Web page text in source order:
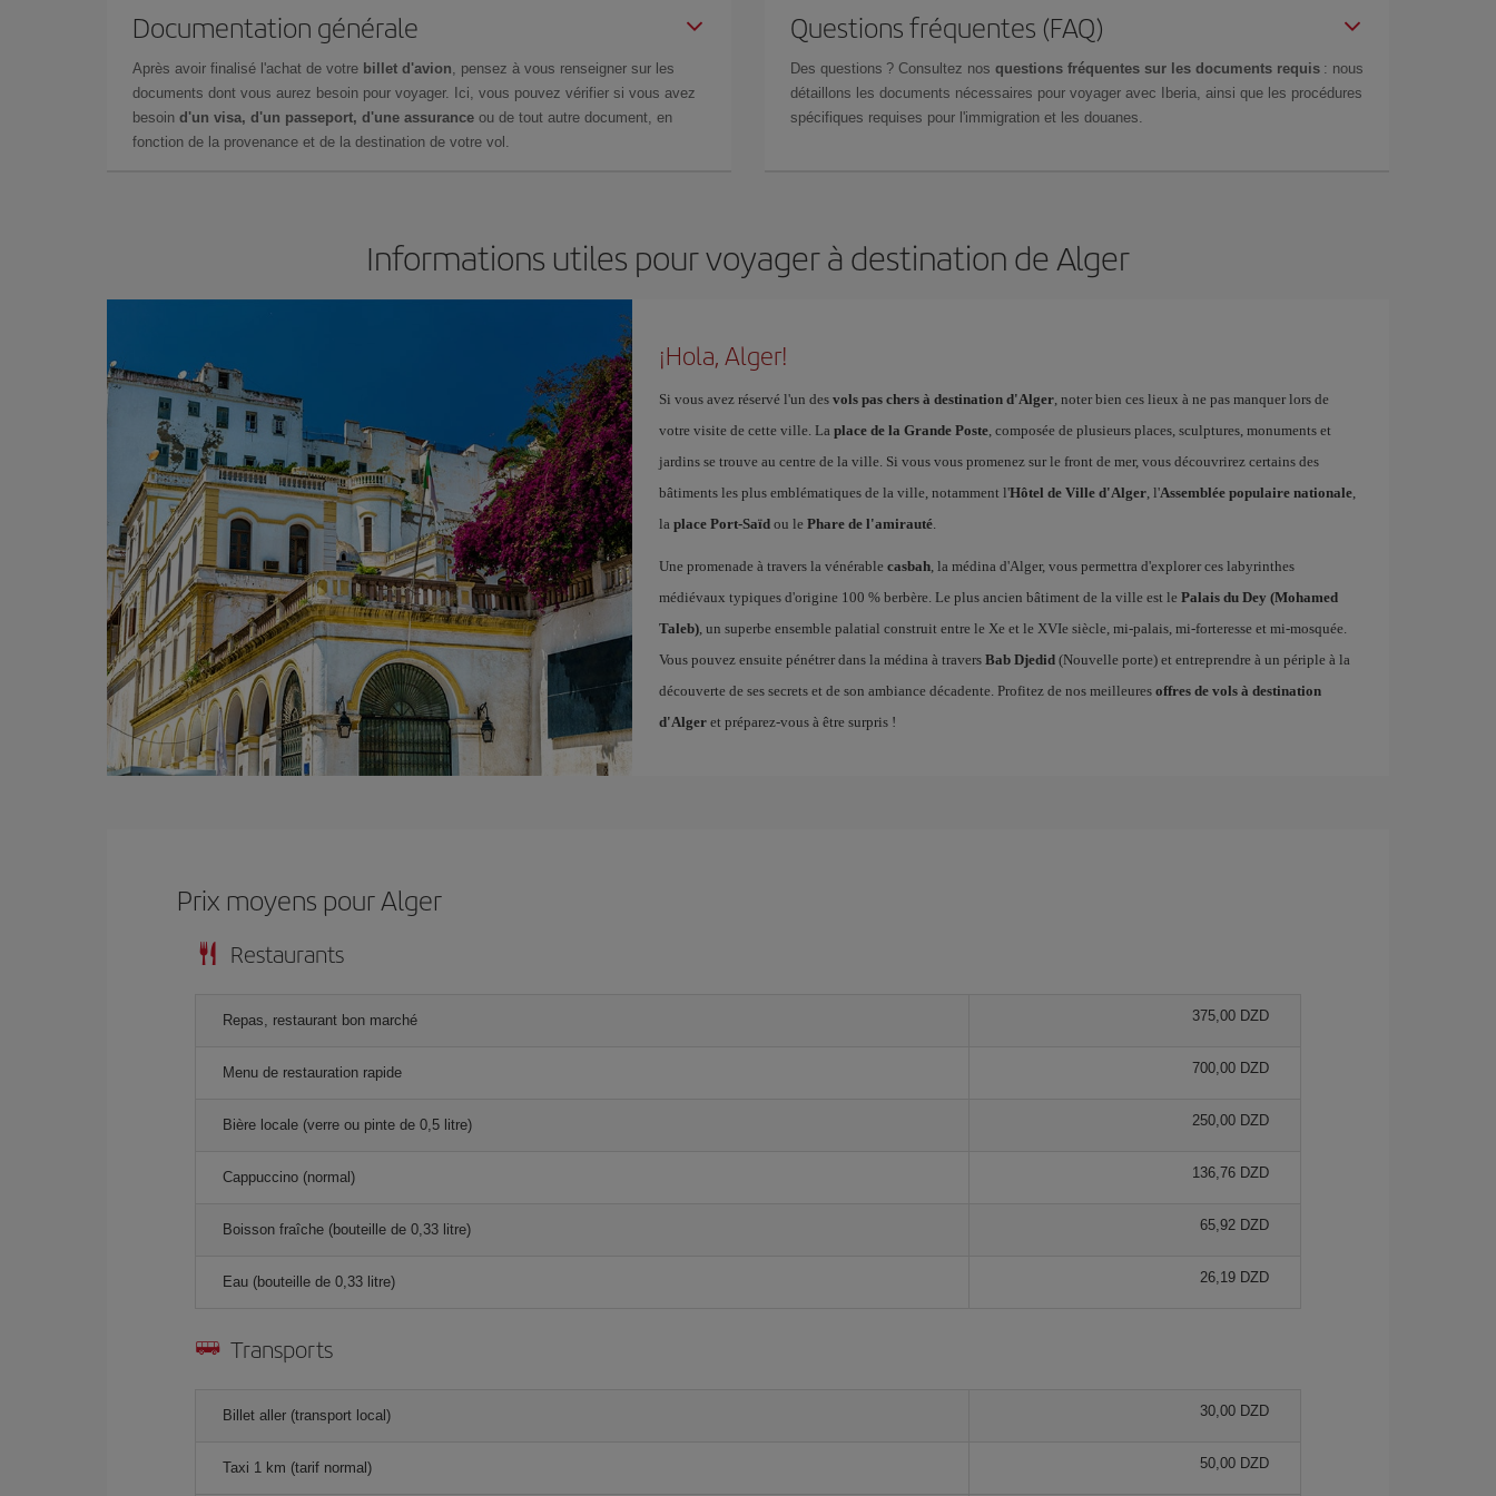
Documentation générale
Après avoir finalisé l'achat de votre billet d'avion, pensez à vous renseigner sur les
documents dont vous aurez besoin pour voyager. Ici, vous pouvez vérifier si vous avez
besoin d'un visa, d'un passeport, d'une assurance ou de tout autre document, en
fonction de la provenance et de la destination de votre vol.
Questions fréquentes (FAQ)
Des questions ? Consultez nos questions fréquentes sur les documents requis : nous
détaillons les documents nécessaires pour voyager avec Iberia, ainsi que les procédures
spécifiques requises pour l'immigration et les douanes.
Informations utiles pour voyager à destination de Alger
¡Hola, Alger!
Si vous avez réservé l'un des vols pas chers à destination d'Alger, noter bien ces lieux à ne pas manquer lors de
votre visite de cette ville. La place de la Grande Poste, composée de plusieurs places, sculptures, monuments et
jardins se trouve au centre de la ville. Si vous vous promenez sur le front de mer, vous découvrirez certains des
bâtiments les plus emblématiques de la ville, notamment l'Hôtel de Ville d'Alger, l'Assemblée populaire nationale,
la place Port-Saïdou le Phare de l'amirauté.
Une promenade à travers la vénérable casbah, la médina d'Alger, vous permettra d'explorer ces labyrinthes
médiévaux typiques d'origine 100 % berbère. Le plus ancien bâtiment de la ville est le Palais du Dey (Mohamed
Taleb), un superbe ensemble palatial construit entre le Xe et le XVIe siècle, mi-palais, mi-forteresse et mi-mosquée.
Vous pouvez ensuite pénétrer dans la médina à travers Bab Djedid(Nouvelle porte) et entreprendre à un périple à la
découverte de ses secrets et de son ambiance décadente. Profitez de nos meilleures offres de vols à destination
d'Algeret préparez-vous à être surpris !
Prix ​​moyens pour Alger
Restaurants
Repas, restaurant bon marché 375,00 DZD
Menu de restauration rapide 700,00 DZD
Bière locale (verre ou pinte de 0,5 litre) 250,00 DZD
Cappuccino (normal) 136,76 DZD
Boisson fraîche (bouteille de 0,33 litre) 65,92 DZD
Eau (bouteille de 0,33 litre) 26,19 DZD
Transports
Billet aller (transport local) 30,00 DZD
Taxi 1 km (tarif normal) 50,00 DZD